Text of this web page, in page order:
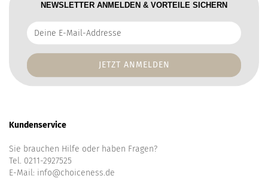
NEWSLETTER ANMELDEN & VORTEILE SICHERN
Deine
E-
Addresse
Kundenservice
Sie brauchen Hilfe oder haben Fragen?
Tel. 0211-2927525
E-Mail: info@choiceness.de